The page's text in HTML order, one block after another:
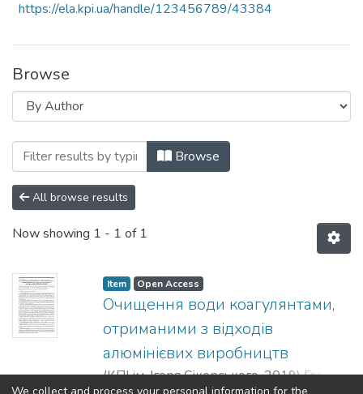
https://ela.kpi.ua/handle/123456789/43384
Browse
Browsing Вісник НТУУ «КПІ ім. Ігоря
Browse
All browse results
Now showing 1 - 1 of 1
Item Open Access
Очищення води коагулянтами,
отриманими з відходів
алюмінієвих виробництв
(КПІ ім. Ігоря Сікорського,2019)Гомеля,